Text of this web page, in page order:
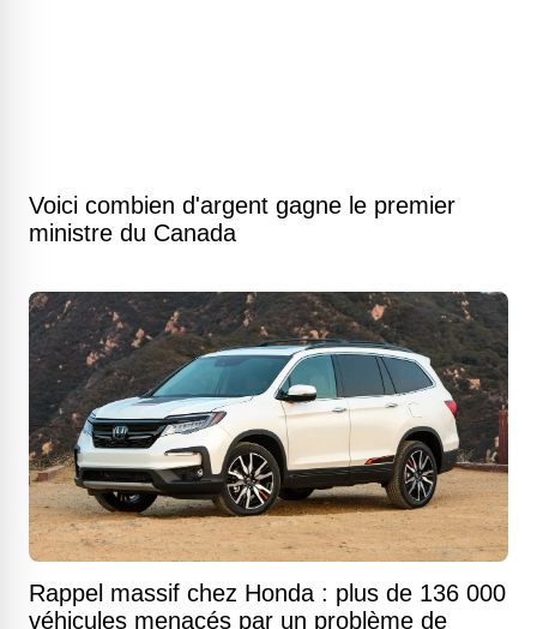
Voici combien d'argent gagne le premier
ministre du Canada
Rappel massif chez Honda : plus de 136 000
véhicules menacés par un problème de